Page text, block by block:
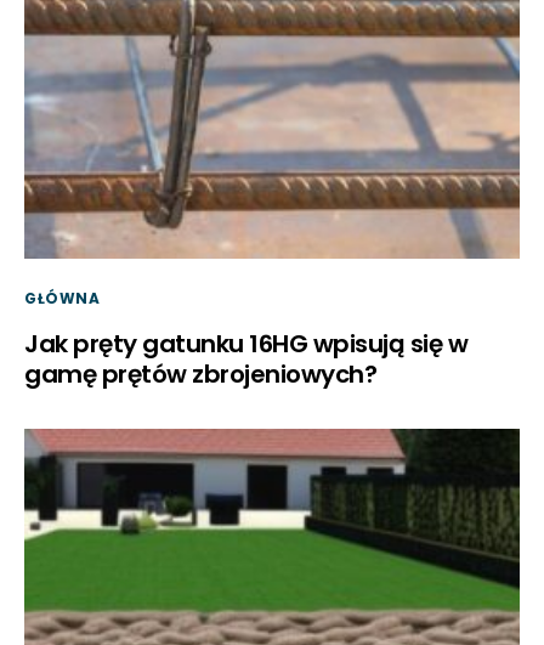
GŁÓWNA
Jak pręty gatunku 16HG wpisują się w
gamę prętów zbrojeniowych?